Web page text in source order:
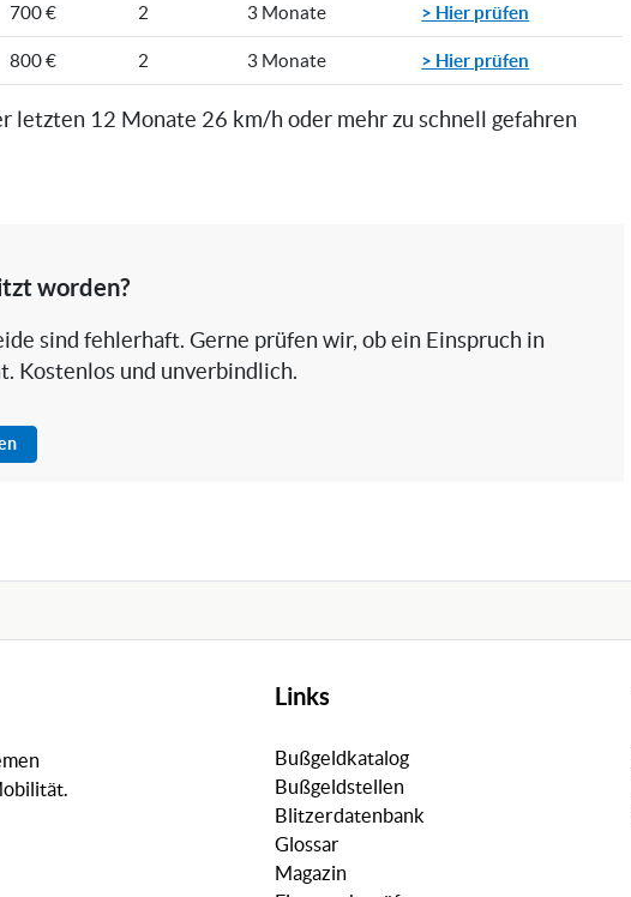
700 € 2 3 Monate > Hier prüfen
800 € 2 3 Monate > Hier prüfen
letzten 12 Monate 26 km/h oder mehr zu schnell gefahren
worden?
sind fehlerhaft. Gerne prüfen wir, ob ein Einspruch in
Kostenlos und unverbindlich.
Links
Bußgeldkatalog
Bußgeldstellen
Blitzerdatenbank
Glossar
Magazin